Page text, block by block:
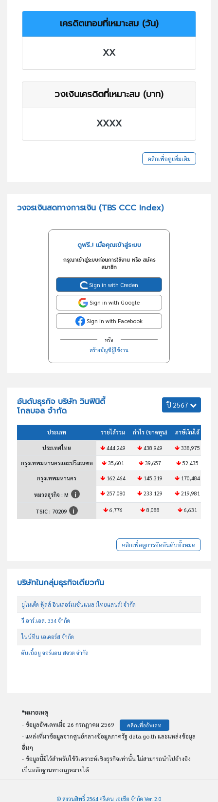
เครดิตเทอมที่เหมาะสม (วัน)
XX
วงเงินเครดิตที่เหมาะสม (บาท)
XXXX
คลิกเพื่อดูเพิ่มเติม
วงจรเงินสดทางการเงิน (TBS CCC Index)
ดูฟรี..! เมื่อคุณเข้าสู่ระบบ
กรุณาเข้าสู่ระบบก่อนการใช้งาน หรือ สมัคร
สมาชิก
Sign in with Creden
Sign in with Google
Sign in with Facebook
หรือ
สร้างบัญชีผู้ใช้งาน
อันดับธุรกิจ บริษัท วินฟินิตี้
โกลบอล จำกัด
ปี 2567
ประเภท รายได้รวม กำไร (ขาดทุน) ภาษีเงินได้
ประเทศไทย 444,249 438,949 338,975
กรุงเทพมหานครและปริมณฑล 35,601 39,657 52,435
กรุงเทพมหานคร 162,464 145,319 170,484
หมวดธุรกิจ : M 257,080 233,129 219,981
TSIC : 70209 6,776 8,088 6,631
คลิกเพื่อดูการจัดอันดับทั้งหมด
บริษัทในกลุ่มธุรกิจเดียวกัน
ยูไนเต็ด ฟู้ดส์ อินเตอร์เนชั่นแนล (ไทยแลนด์) จำกัด
วี.อาร์.เอส. 334 จำกัด
ไนน์ทีน เอเคอร์ส จำกัด
ดับเบิ้ลยู จอร์แดน สจวต จำกัด
*หมายเหตุ
- ข้อมูลอัพเดทเมื่อ 26 กรกฎาคม 2569
คลิกเพื่ออัพเดท
- แหล่งที่มาข้อมูลจากศูนย์กลางข้อมูลภาครัฐ data.go.th และแหล่งข้อมูล
อื่นๆ
- ข้อมูลนี้มีไว้สำหรับใช้วิเคราะห์เชิงธุรกิจเท่านั้น ไม่สามารถนำไปอ้างอิง
เป็นหลักฐานทางกฏหมายได้
© สงวนสิทธิ์ 2564 ครีเดน เอเชีย จำกัด Ver. 2.0